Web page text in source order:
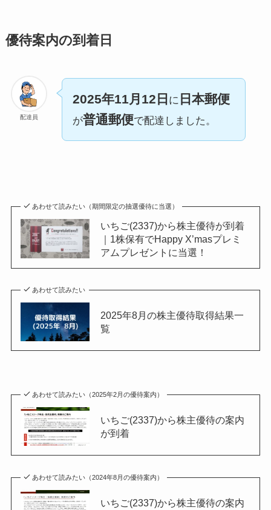
優待案内の到着日
配達員
2025年11月12日 に 日本郵便
が普通郵便で配達しました。
あわせて読みたい（期間限定の抽選優待に当選）
いちご(2337)から株主優待が到着
｜1株保有でHappy X’masプレミ
アムプレゼントに当選！
あわせて読みたい
2025年8月の株主優待取得結果一
覧
あわせて読みたい（2025年2月の優待案内）
いちご(2337)から株主優待の案内
が到着
あわせて読みたい（2024年8月の優待案内）
いちご(2337)から株主優待の案内